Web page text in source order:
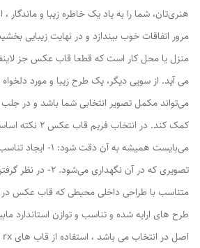
هنری‌تان، شما را به یاد یک خاطره زیبا و ماندگار ،
مرور اتفاقات خوب بیندازد و در نهایت زیبایی
منزل یا محل کار است که قطعا قاب عکس جز
می آید. از سویی دیگر، یک طرح زیبا و مورد
می‌تواند مکمل تصویر انتخابی شما باشد و در
کمک کند. در
می‌بایست همیشه به آن
تصویری که در آن
متناسب با طراحی داخلی محیطی که قاب عکس در
طرح های ارایه شده و تناسب و توازن استاندارد